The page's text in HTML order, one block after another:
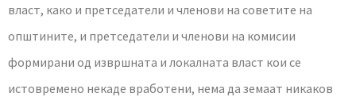
власт, како и претседатели и членови на советите на
општините, и претседатели и членови на комисии
формирани од извршната и локалната власт кои се
истовремено некаде вработени, нема да земаат никаков